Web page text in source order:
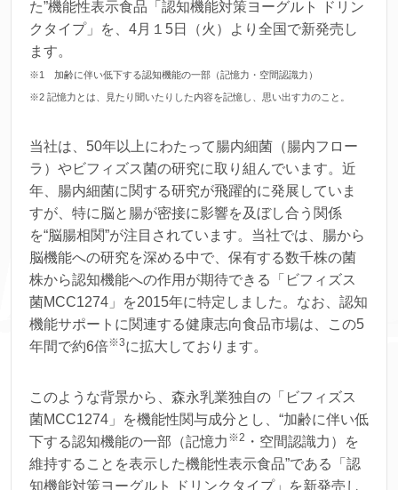
た”機能性表示食品「認知機能対策ヨーグルト ドリン
クタイプ」を、4月１5日（火）より全国で新発売し
ます。
※1 加齢に伴い低下する認知機能の一部（記憶力・空間認識力）
※2 記憶力とは、見たり聞いたりした内容を記憶し、思い出す力のこと。
当社は、50年以上にわたって腸内細菌（腸内フロー
ラ）やビフィズス菌の研究に取り組んでいます。近
年、腸内細菌に関する研究が飛躍的に発展していま
すが、特に脳と腸が密接に影響を及ぼし合う関係
を“脳腸相関”が注目されています。当社では、腸から
脳機能への研究を深める中で、保有する数千株の菌
株から認知機能への作用が期待できる「ビフィズス
菌MCC1274」を2015年に特定しました。なお、認知
機能サポートに関連する健康志向食品市場は、この5
年間で約6倍※3に拡大しております。
このような背景から、森永乳業独自の「ビフィズス
菌MCC1274」を機能性関与成分とし、“加齢に伴い低
下する認知機能の一部（記憶力 ※2 ・空間認識力）を
維持することを表示した機能性表示食品”である「認
知機能対策ヨーグルト ドリンクタイプ」を新発売し